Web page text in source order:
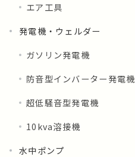
エア工具
発電機・ウェルダー
ガソリン発電機
防音型インバーター発電機
超低騒音型発電機
10kva溶接機
水中ポンプ